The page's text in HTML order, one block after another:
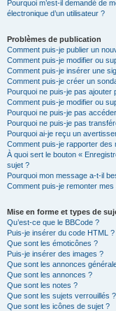
Pourquoi m’est-il demandé de
électronique d’un utilisateur ?
Problèmes de publication
Comment puis-je publier un
Comment puis-je modifier ou
Comment puis-je insérer une
Comment puis-je créer un
Pourquoi ne puis-je pas ajouter
Comment puis-je modifier ou
Pourquoi ne puis-je pas
Pourquoi ne puis-je pas
Pourquoi ai-je reçu un
Comment puis-je rapporter
À quoi sert le bouton «
sujet ?
Pourquoi mon message a-t-il
Comment puis-je remonter mes
Mise en forme et types de
Qu’est-ce que le BBCode ?
Puis-je insérer du code HTML ?
Que sont les émoticônes ?
Puis-je insérer des images ?
Que sont les annonces
Que sont les annonces ?
Que sont les notes ?
Que sont les sujets verrouillés ?
Que sont les icônes de sujet ?